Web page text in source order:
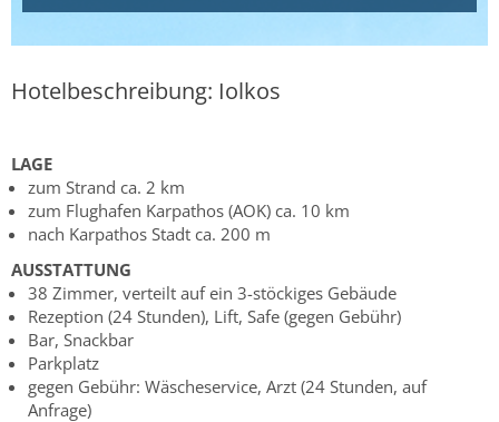
Hotelbeschreibung: Iolkos
LAGE
zum Strand ca. 2 km
zum Flughafen Karpathos (AOK) ca. 10 km
nach Karpathos Stadt ca. 200 m
AUSSTATTUNG
38 Zimmer, verteilt auf ein 3-stöckiges Gebäude
Rezeption (24 Stunden), Lift, Safe (gegen Gebühr)
Bar, Snackbar
Parkplatz
gegen Gebühr: Wäscheservice, Arzt (24 Stunden, auf
Anfrage)